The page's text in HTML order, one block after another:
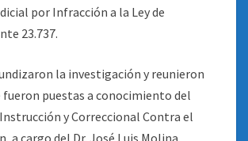
por Infracción a la Ley de
23.737.
la investigación y reunieron
fueron puestas a conocimiento del
y Correccional Contra el